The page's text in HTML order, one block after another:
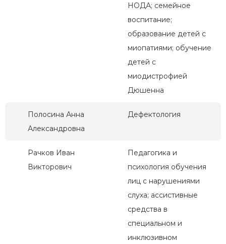
НОДА; семейное
воспитание;
образование детей с
миопатиями; обучение
детей с
миодистрофией
Дюшенна
Полосина Анна
Александровна
Дефектология
Рачков Иван
Викторович
Педагогика и
психология обучения
лиц с нарушениями
слуха; ассистивные
средства в
специальном и
инклюзивном